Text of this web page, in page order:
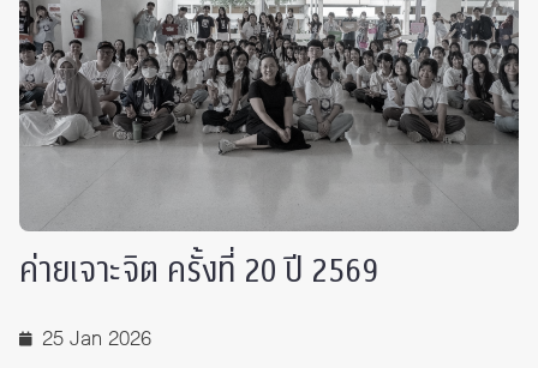
ค่ายเจาะจิต ครั้งที่ 20 ปี 2569
25 Jan 2026